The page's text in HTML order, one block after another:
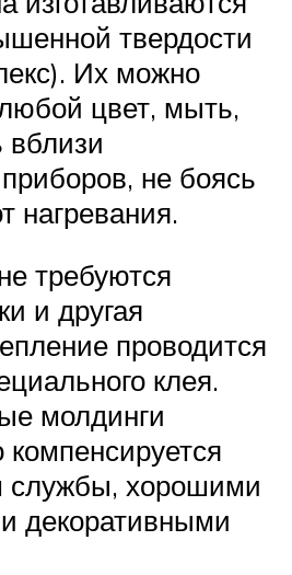
твердости
Их можно
цвет, мыть,
вблизи
не боясь
нагревания.
требуются
и другая
проводится
клея.
молдинги
службы, хорошими
декоративными